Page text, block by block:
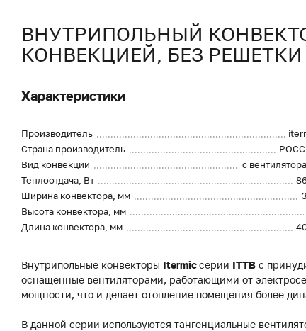
ВНУТРИПОЛЬНЫЙ
КОНВЕКЦИЕЙ, БЕЗ РЕШЕТКИ
Характеристики
Производитель
Страна производитель
Вид конвекции
с
Теплоотдача, Вт
Ширина конвектора, мм
Высота конвектора, мм
Длина конвектора, мм
Внутрипольные конвекторы Itermicсерии ITTB с
оснащенные вентиляторами, работающими от
мощности, что и делает отопление помещения более
В данной серии используются тангенциальные